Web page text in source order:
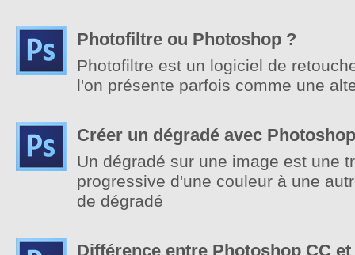
Photofiltre ou Photoshop ?
Photofiltre est un logiciel de
l'on présente parfois comme une
Créer un dégradé avec Photoshop
Un dégradé sur une image est une
progressive d'une couleur à une
de dégradé
Différence entre Photoshop CC